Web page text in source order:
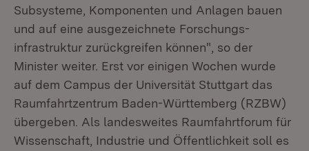
Subsysteme, Komponenten und Anlagen bauen
und auf eine ausgezeichnete Forschungs­
infrastruktur zurückgreifen können", so der
Minister weiter. Erst vor einigen Wochen wurde
auf dem Campus der Universität Stuttgart das
Raumfahrtzentrum Baden-Württemberg (RZBW)
übergeben. Als landesweites Raumfahrtforum für
Wissenschaft, Industrie und Öffentlichkeit soll es